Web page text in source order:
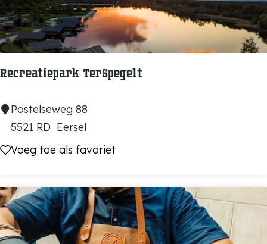
B
i
s
r
Recreatiepark TerSpegelt
R
c
a
t
i
Postelseweg 88
5521 RD Eersel
Voeg toe als favoriet
Voeg toe als favoriet